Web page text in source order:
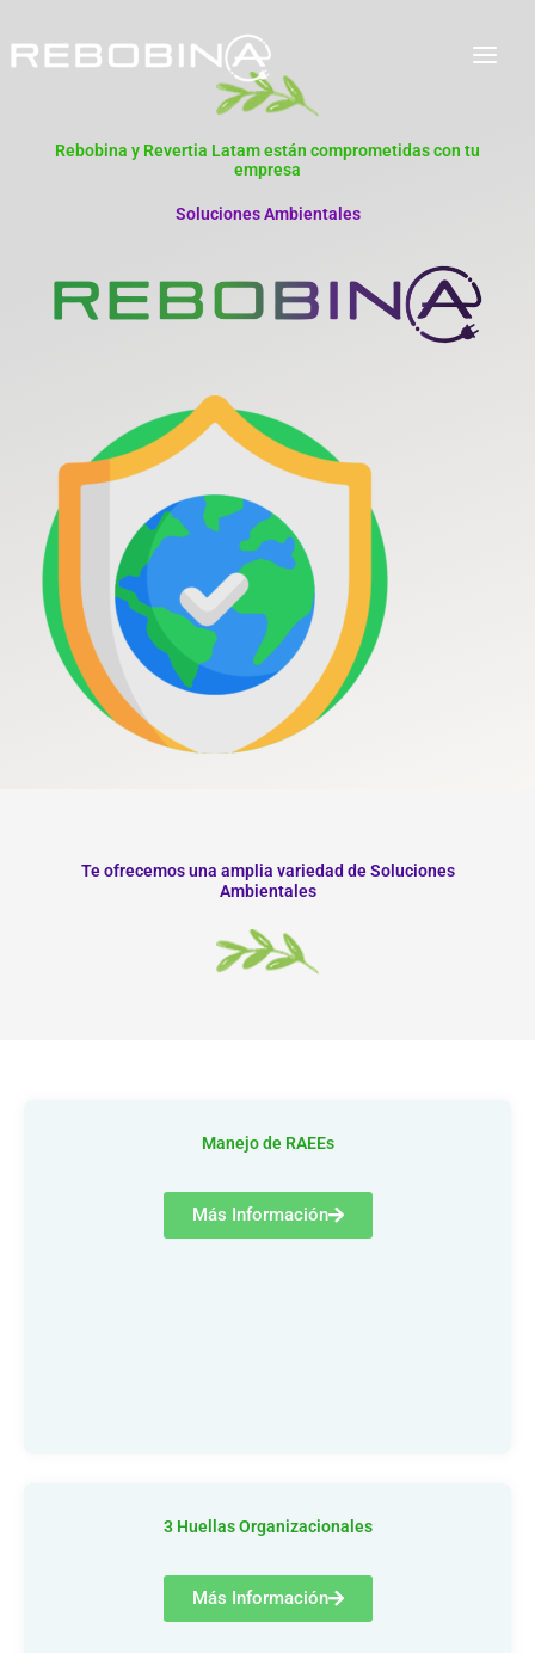
contenido
Rebobina y Revertia Latam están comprometidas con tu
empresa
Soluciones Ambientales
Te ofrecemos una amplia variedad de Soluciones
Ambientales
Manejo de RAEEs
Más Información
3 Huellas Organizacionales
Más Información